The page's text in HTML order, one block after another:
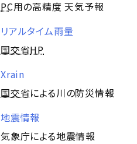
PC用の高精度 天気予報
リアルタイム雨量
国交省HP
Xrain
国交省による川の防災情報
地震情報
気象庁による地震情報